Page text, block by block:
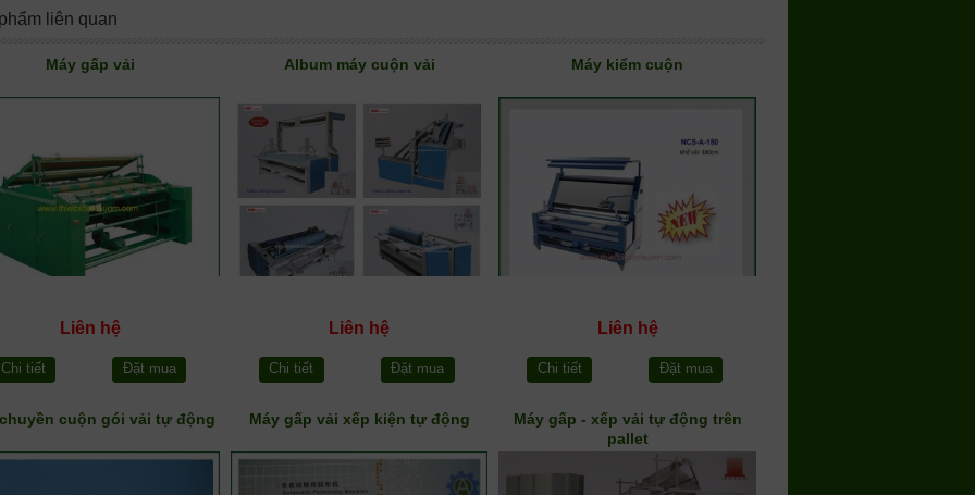
liên quan
Máy gấp vải
Liên hệ
Chi tiết Đặt mua
Album máy cuộn vải
Liên hệ
Chi tiết Đặt mua
Máy kiểm cuộn
Liên hệ
Chi tiết Đặt mua
cuộn gói vải tự động Máy gấp vải xếp kiện tự động
Máy gấp - xếp vải tự động trên
pallet